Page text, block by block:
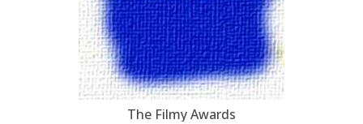
The Filmy Awards